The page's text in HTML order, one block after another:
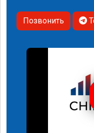
Позвонить